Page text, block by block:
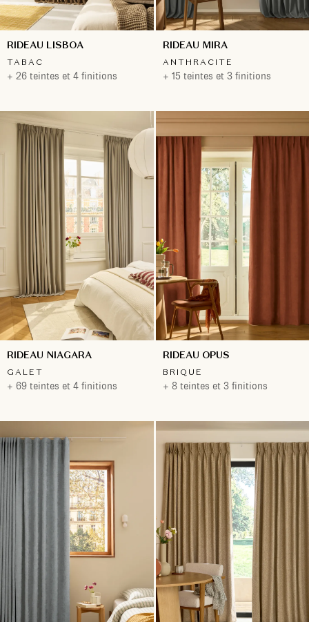
RIDEAU LISBOA
TABAC
+ 26 teintes et 4 finitions
RIDEAU MIRA
ANTHRACITE
+ 15 teintes et 3 finitions
RIDEAU NIAGARA
GALET
+ 69 teintes et 4 finitions
RIDEAU OPUS
BRIQUE
+ 8 teintes et 3 finitions